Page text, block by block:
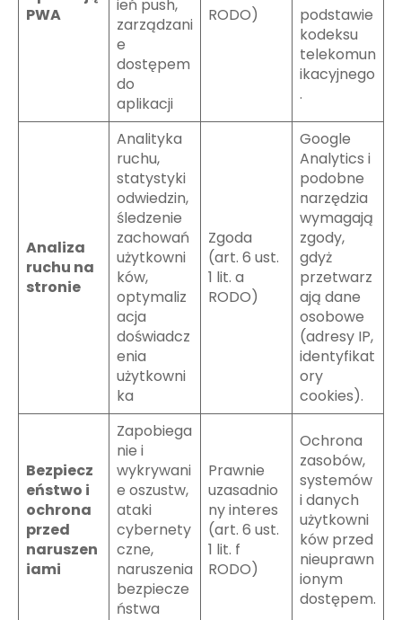
PWA
ień push,
zarządzani
e
dostępem
do
aplikacji
RODO)
podstawie
kodeksu
telekomun
ikacyjnego
.
Analiza
ruchu na
stronie
Analityka
ruchu,
statystyki
odwiedzin,
śledzenie
zachowań
użytkowni
ków,
optymaliz
acja
doświadcz
enia
użytkowni
ka
Zgoda
(art. 6 ust.
1 lit. a
RODO)
Google
Analytics i
podobne
narzędzia
wymagają
zgody,
gdyż
przetwarz
ają dane
osobowe
(adresy IP,
identyfikat
ory
cookies).
Bezpiecz
eństwo i
ochrona
przed
naruszen
iami
Zapobiega
nie i
wykrywani
e oszustw,
ataki
cybernety
czne,
naruszenia
bezpiecze
ństwa
Prawnie
uzasadnio
ny interes
(art. 6 ust.
1 lit. f
RODO)
Ochrona
zasobów,
systemów
i danych
użytkowni
ków przed
nieuprawn
ionym
dostępem.